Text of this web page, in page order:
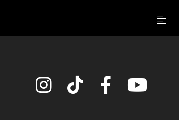
Menu
Instagram TikTok Facebook